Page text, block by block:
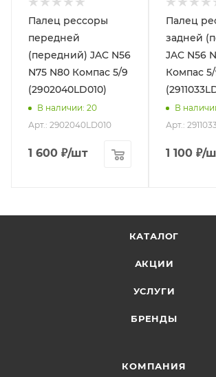
Палец рессоры
передней
(передний) JAC N56
N75 N80 Компас 5/9
(2902040LD010)
В наличии: 20
Арт.: 2902040LD010
1 600 ₽/шт
Палец
задней
JAC N56
Компас
В
Арт.:
1 100 ₽/
КАТАЛОГ
АКЦИИ
УСЛУГИ
БРЕНДЫ
КОМПАНИЯ